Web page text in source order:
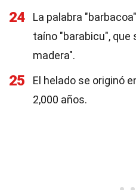
24
La palabra
taíno "barabicu",
madera".
25
El helado se originó
2,000 años.